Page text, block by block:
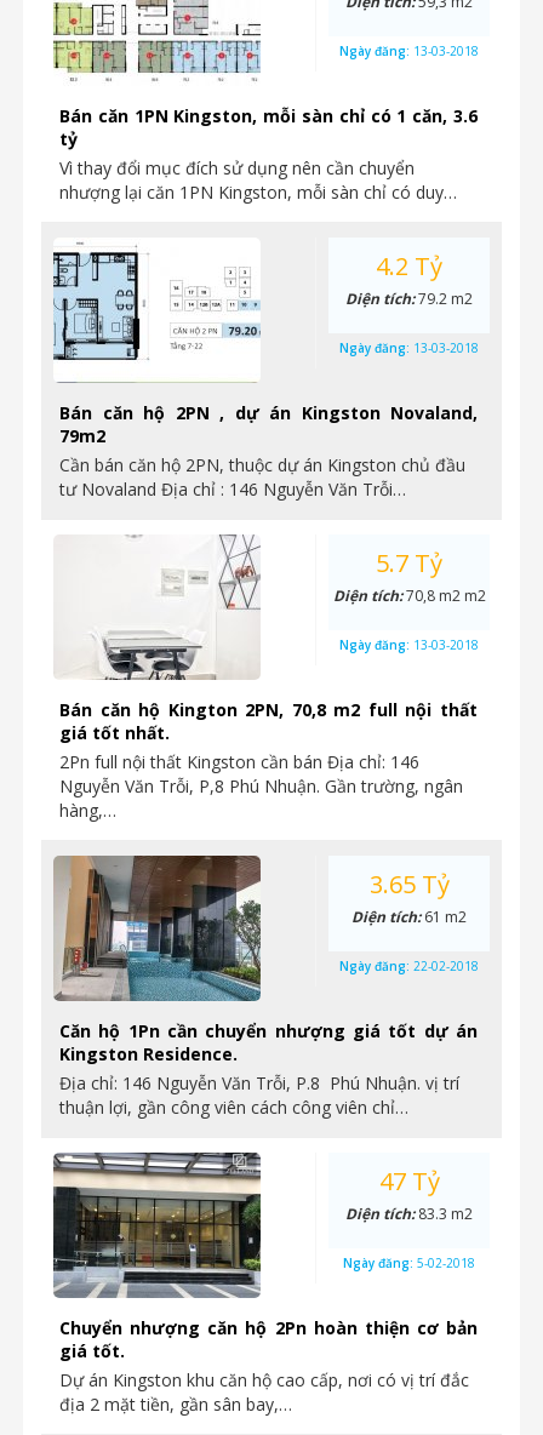
Bán căn 1PN Kingston, mỗi sàn chỉ có 1 căn, 3.6
tỷ
Vì thay đổi mục đích sử dụng nên cần chuyển
nhượng lại căn 1PN Kingston, mỗi sàn chỉ có duy…
Ngày đăng: 13-03-2018
Bán căn hộ 2PN , dự án Kingston Novaland,
79m2
Cần bán căn hộ 2PN, thuộc dự án Kingston chủ đầu
tư Novaland Địa chỉ : 146 Nguyễn Văn Trỗi…
4.2 Tỷ
Diện tích:79.2 m2
Ngày đăng: 13-03-2018
Bán căn hộ Kington 2PN, 70,8 m2 full nội thất
giá tốt nhất.
2Pn full nội thất Kingston cần bán Địa chỉ: 146
Nguyễn Văn Trỗi, P,8 Phú Nhuận. Gần trường, ngân
hàng,…
5.7 Tỷ
Diện tích:70,8 m2 m2
Ngày đăng: 13-03-2018
Căn hộ 1Pn cần chuyển nhượng giá tốt dự án
Kingston Residence.
Địa chỉ: 146 Nguyễn Văn Trỗi, P.8 Phú Nhuận. vị trí
thuận lợi, gần công viên cách công viên chỉ…
3.65 Tỷ
Diện tích:61 m2
Ngày đăng: 22-02-2018
Chuyển nhượng căn hộ 2Pn hoàn thiện cơ bản
giá tốt.
Dự án Kingston khu căn hộ cao cấp, nơi có vị trí đắc
địa 2 mặt tiền, gần sân bay,…
47 Tỷ
Diện tích:83.3 m2
Ngày đăng: 5-02-2018